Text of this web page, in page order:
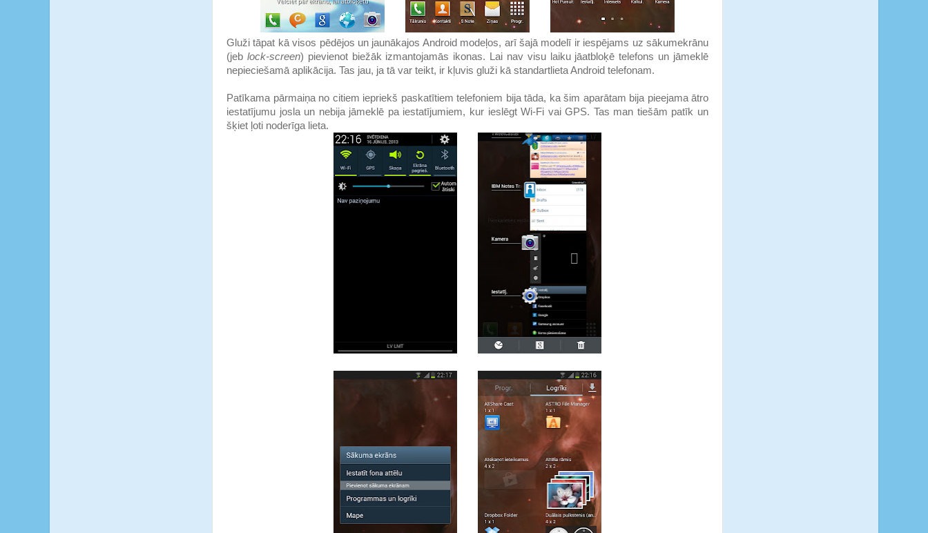
Gluži tāpat kā visos pēdējos un jaunākajos Android modeļos, arī šajā modelī ir iespējams uz sākumekrānu
(jeb lock-screen) pievienot biežāk izmantojamās ikonas. Lai nav visu laiku jāatbloķē telefons un jāmeklē
nepieciešamā aplikācija. Tas jau, ja tā var teikt, ir kļuvis gluži kā standartlieta Android telefonam.
Patīkama pārmaiņa no citiem iepriekš paskatītiem telefoniem bija tāda, ka šim aparātam bija pieejama ātro
iestatījumu josla un nebija jāmeklē pa iestatījumiem, kur ieslēgt Wi-Fi vai GPS. Tas man tiešām patīk un
šķiet ļoti noderīga lieta.